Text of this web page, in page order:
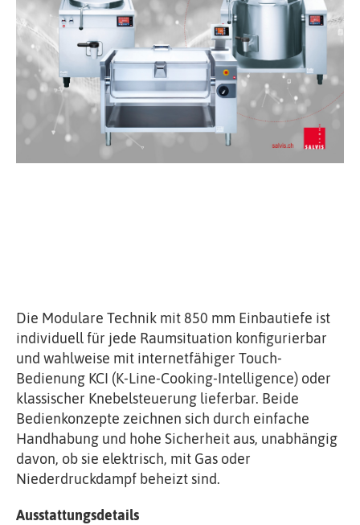
Die Modulare Technik mit 850 mm Einbautiefe ist
individuell für jede Raumsituation konfigurierbar
und wahlweise mit internetfähiger Touch-
Bedienung KCI (K-Line-Cooking-Intelligence) oder
klassischer Knebelsteuerung lieferbar. Beide
Bedienkonzepte zeichnen sich durch einfache
Handhabung und hohe Sicherheit aus, unabhängig
davon, ob sie elektrisch, mit Gas oder
Niederdruckdampf beheizt sind.
Ausstattungsdetails